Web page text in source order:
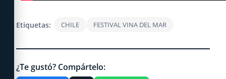
Etiquetas: CHILE FESTIVAL VINA DEL MAR
¿Te gustó? Compártelo: